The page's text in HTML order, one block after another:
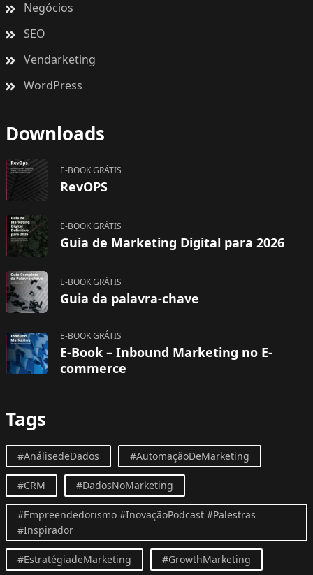
Negócios
SEO
Vendarketing
WordPress
Downloads
E-BOOK GRÁTIS
RevOPS
E-BOOK GRÁTIS
Guia de Marketing Digital para 2026
E-BOOK GRÁTIS
Guia da palavra-chave
E-BOOK GRÁTIS
E-Book – Inbound Marketing no E-
commerce
Tags
#AnálisedeDados #AutomaçãoDeMarketing
#CRM #DadosNoMarketing
#Empreendedorismo #InovaçãoPodcast #Palestras
#Inspirador
#EstratégiadeMarketing #GrowthMarketing